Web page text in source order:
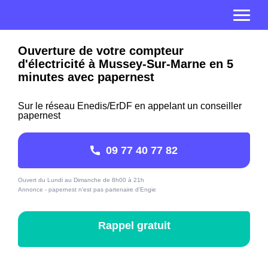
Ouverture de votre compteur
d'électricité à Mussey-Sur-Marne en 5
minutes avec papernest
Sur le réseau Enedis/ErDF en appelant un conseiller
papernest
09 77 40 77 82
Ouvert du Lundi au Dimanche de 8h00 à 21h
Annonce - papernest n'est pas partenaire d'Engie
Rappel gratuit